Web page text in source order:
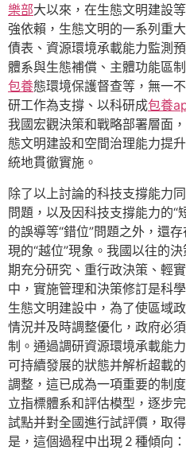
樂部大以來，在生態文明建設
強依賴，生態文明的一系列重
債表、資源環境承載能力監測
體系與生態補償、主體功能區
包養態環境保護督查等，無一
研工作為支撐、以科研成包養
我國宏觀決策和戰略部署層面，
態文明建設和空間治理能力提
統地貫徹實施。
除了以上討論的科技支撐能力
問題，以及因科技支撐能力的“
的誤導等“錯位”問題之外，還
現的“越位”現象。我國以往的
期充分研究、重行政決策、輕
中，實施管理和決策修訂是科
生態文明建設中，為了使區域
情況并及時調整優化，政府必
制。通過調研資源環境承載能
可持續發展的狀態并解析超載
調整，這已成為一項重要的制
立指標體系和評估模型，逐步
試點并對全國進行試評價，取
是，這個過程中出現 2 種傾向